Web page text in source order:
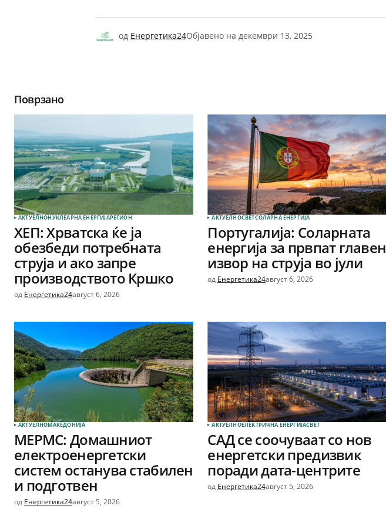
од Енергетика24Објавено на декември 13, 2025
Поврзано
АКТУЕЛНОНУКЛЕАРНА ЕНЕРГИЈАРЕГИОН
ХЕП: Хрватска ќе ја
обезбеди потребната
струја и ако запре
производството Кршко
од Енергетика24август 6, 2026
АКТУЕЛНОСВЕТСОЛАРНА EНЕРГИЈА
Португалија: Соларната
енергија за првпат главен
извор на струја во јули
од Енергетика24август 6, 2026
АКТУЕЛНОМАКЕДОНИЈА
МЕРМС: Домашниот
електроенергетски
систем останува стабилен
и подготвен
од Енергетика24август 5, 2026
АКТУЕЛНОЕЛЕКТРИЧНА ЕНЕРГИЈАСВЕТ
САД се соочуваат со нов
енергетски предизвик
поради дата-центрите
од Енергетика24август 5, 2026